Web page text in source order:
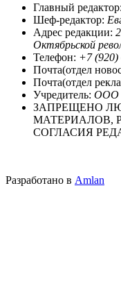
Главный редактор:
Шеф-редактор:
Адрес редакции:
Октябрьской
Телефон: +7 (920)
Почта(отдел
Почта(отдел
Учредитель: ООО
ЗАПРЕЩЕНО
МАТЕРИАЛОВ,
СОГЛАСИЯ
Разработано в Amlan